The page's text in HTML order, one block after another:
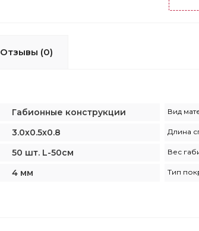
Отзывы (0)
Габионные конструкции Вид
3.0х0.5х0.8 Длина
50 шт. L-50см Вес
4 мм Тип